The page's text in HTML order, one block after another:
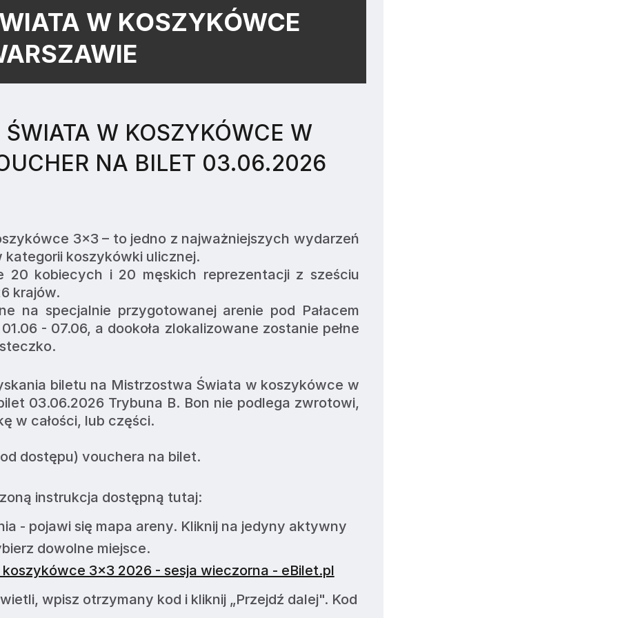
W KOSZYKÓWCE
W KOSZYKÓWCE W
NA BILET 03.06.2026
3x3 – to jedno z najważniejszych wydarzeń
koszykówki ulicznej.
20 kobiecych i 20 męskich reprezentacji z sześciu
krajów.
na specjalnie przygotowanej arenie pod Pałacem
- 07.06, a dookoła zlokalizowane zostanie pełne
biletu na Mistrzostwa Świata w koszykówce w
03.06.2026 Trybuna B. Bon nie podlega zwrotowi,
w całości, lub części.
dostępu) vouchera na bilet.
instrukcja dostępną tutaj:
- pojawi się mapa areny. Kliknij na jedyny aktywny
dowolne miejsce.
3x3 2026 - sesja wieczorna - eBilet.pl
wpisz otrzymany kod i kliknij „Przejdź dalej". Kod